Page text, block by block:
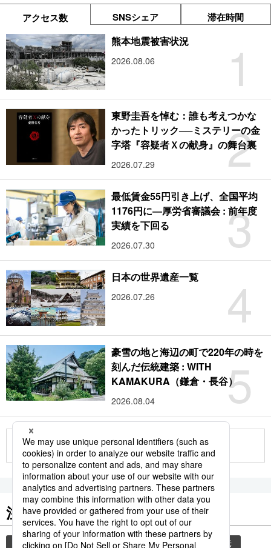
アクセス数 SNSシェア 滞在時間
1
熊本地震被害状況
2026.08.06
2
東野圭吾を悼む：誰も考えつかな
かったトリック──ミステリーの金
字塔『容疑者Ｘの献身』の舞台裏
2026.07.29
3
最低賃金55円引き上げ、全国平均
1176円に―厚労省審議会 : 前年度
実績を下回る
2026.07.30
4
日本の世界遺産一覧
2026.07.26
5
豪雪の地と海辺の町で220年の時を
刻んだ伝統建築 : WITH
KAMAKURA（鎌倉・長谷）
2026.08.04
もっと見る
注目のキーワード
共同通信ニュース 気象・災害 災害 観光